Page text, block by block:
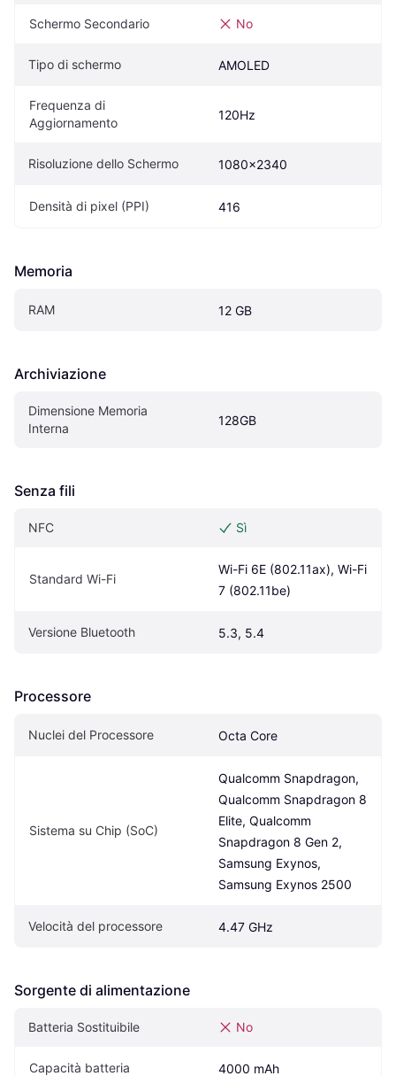
Schermo Secondario No
Tipo di schermo AMOLED
Frequenza di
Aggiornamento
120Hz
Risoluzione dello Schermo 1080x2340
Densità di pixel (PPI) 416
Memoria
RAM 12 GB
Archiviazione
Dimensione Memoria
Interna
128GB
Senza fili
NFC Sì
Standard Wi-Fi
Wi-Fi 6E (802.11ax), Wi-Fi
7 (802.11be)
Versione Bluetooth 5.3, 5.4
Processore
Nuclei del Processore Octa Core
Sistema su Chip (SoC)
Qualcomm Snapdragon,
Qualcomm Snapdragon 8
Elite, Qualcomm
Snapdragon 8 Gen 2,
Samsung Exynos,
Samsung Exynos 2500
Velocità del processore 4.47 GHz
Sorgente di alimentazione
Batteria Sostituibile No
Capacità batteria 4000 mAh